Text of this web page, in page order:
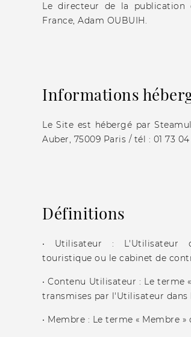
Le directeur de la
France, Adam OUBUIH.
Informations
Le Site est hébergé par
Auber, 75009 Paris / tél : 01 73 04
Définitions
• Utilisateur : L'Utilisateur
touristique ou le cabinet de
• Contenu Utilisateur : Le terme
transmises par l'Utilisateur
• Membre : Le terme « Membre